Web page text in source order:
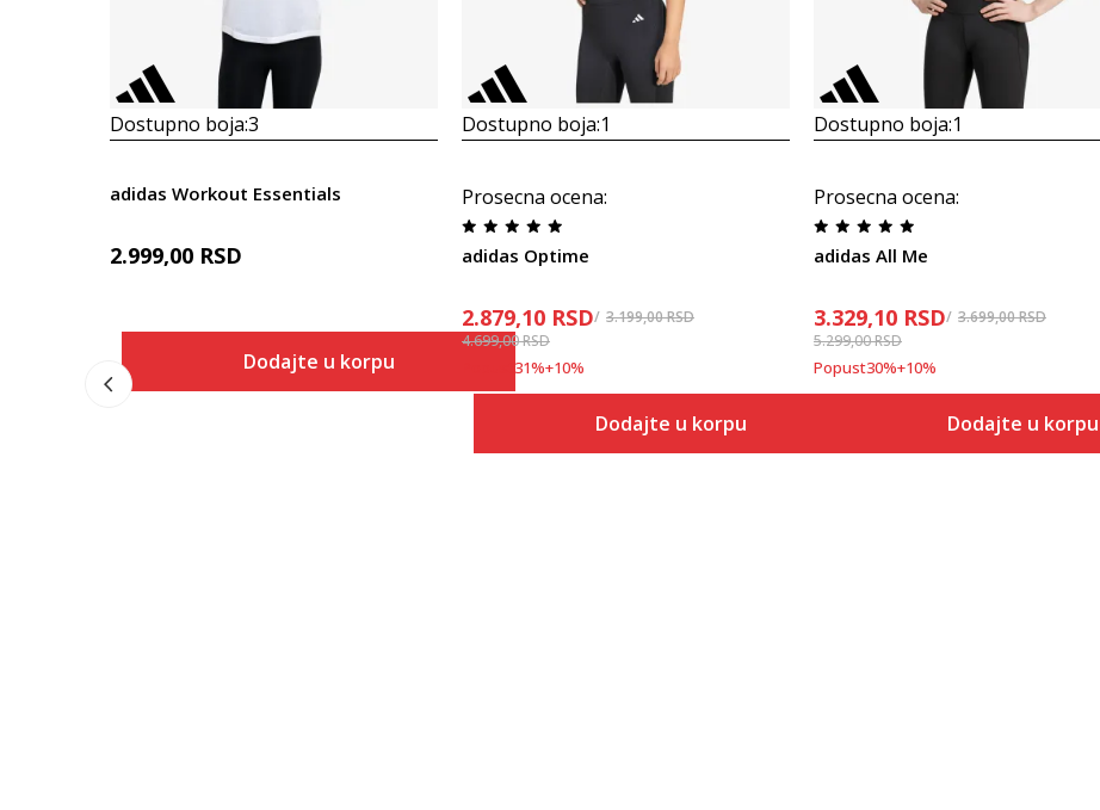
Dostupno boja:3
adidas Workout Essentials
2.999,00 RSD
Dodajte u korpu
Dostupno boja:1
Prosecna ocena:
adidas Optime
2.879,10 RSD 3.199,00RSD
4.699,00RSD
31%+10%
Dodajte u korpu
Dostupno boja:1
Prosecna ocena:
adidas All Me
3.329,10 RSD 3.699,00RSD
5.299,00RSD
Popust30%+10%
Dodajte u korpu